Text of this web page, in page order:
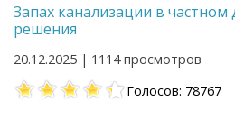
Запах канализации в
решения
20.12.2025 | 1114 просмотров
Голосов: 78767